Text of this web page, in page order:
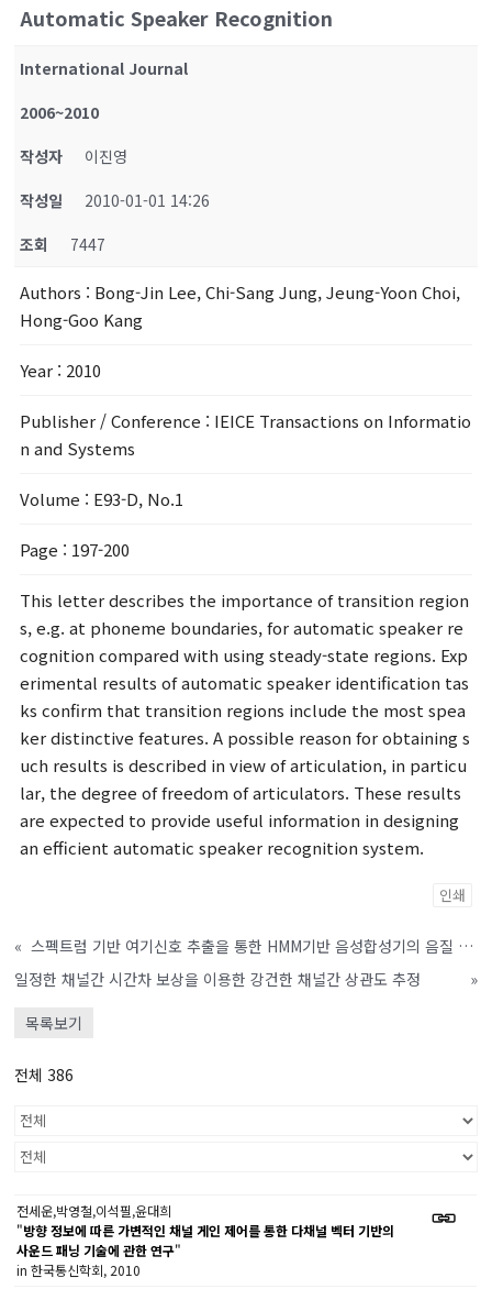
Automatic Speaker Recognition
International Journal
2006~2010
작성자
이진영
작성일
2010-01-01 14:26
조회
7447
Authors : Bong-Jin Lee, Chi-Sang Jung, Jeung-Yoon Choi,
Hong-Goo Kang
Year : 2010
Publisher / Conference : IEICE Transactions on Informatio
n and Systems
Volume : E93-D, No.1
Page : 197-200
This letter describes the importance of transition region
s, e.g. at phoneme boundaries, for automatic speaker re
cognition compared with using steady-state regions. Exp
erimental results of automatic speaker identification tas
ks confirm that transition regions include the most spea
ker distinctive features. A possible reason for obtaining s
uch results is described in view of articulation, in particu
lar, the degree of freedom of articulators. These results
are expected to provide useful information in designing
an efficient automatic speaker recognition system.
인쇄
«
스펙트럼 기반 여기신호 추출을 통한 HMM기반 음성합성기의 음질 개선 방법
일정한 채널간 시간차 보상을 이용한 강건한 채널간 상관도 추정
»
목록보기
전체 386
전세운,박영철,이석필,윤대희
"방향 정보에 따른 가변적인 채널 게인 제어를 통한 다채널 벡터 기반의
사운드 패닝 기술에 관한 연구"
in 한국통신학회, 2010